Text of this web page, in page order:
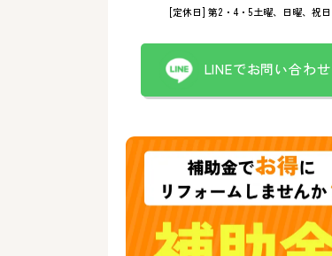
[定休日] 第2・4・5土曜、日曜、祝日
LINEでお問い合わせ